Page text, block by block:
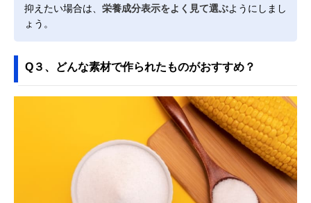
抑えたい場合は、 栄養成分表示をよく見て選ぶようにしまし
ょう。
Q３、どんな素材で作られたものがおすすめ？